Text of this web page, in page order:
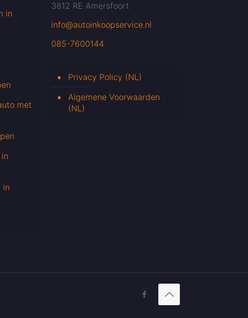
in
met
in
3812 RE Amersfoort
info@autoinkoopservice.nl
085-7600144
Privacy Policy (NL)
Algemene Voorwaarden
(NL)